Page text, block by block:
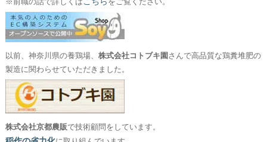
※前職の話で詳しくは
をご覧ください。
以前、神奈川県の養鶏場、 株式会社コトブキ園 さんで高品質な鶏糞堆肥の
製造に関わらせていただきました。
株式会社京都農販で技術顧問をしています。